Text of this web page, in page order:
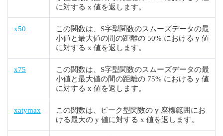
に対する x 値を返します。
x50
この関数は、S字型関数のスムーズデータの最
小値と最大値の間の距離の 50% における y 値
に対する x 値を返します。
x75
この関数は、S字型関数のスムーズデータの最
小値と最大値の間の距離の 75% における y 値
に対する x 値を返します。
xatymax
この関数は、ピーク型関数の y 座標範囲にお
ける最大の y 値に対する x 値を返します。